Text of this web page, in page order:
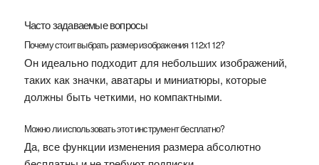
Часто задаваемые вопросы
Почему стоит выбрать размер изображения 112x112?
Он идеально подходит для небольших изображений,
таких как значки, аватары и миниатюры, которые
должны быть четкими, но компактными.
Можно ли использовать этот инструмент бесплатно?
Да, все функции изменения размера абсолютно